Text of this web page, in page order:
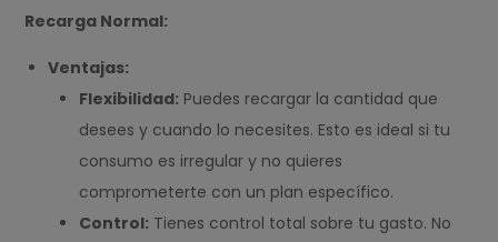
Recarga Normal:
Ventajas:
Flexibilidad: Puedes recargar la cantidad que
desees y cuando lo necesites. Esto es ideal si tu
consumo es irregular y no quieres
comprometerte con un plan específico.
Control: Tienes control total sobre tu gasto. No